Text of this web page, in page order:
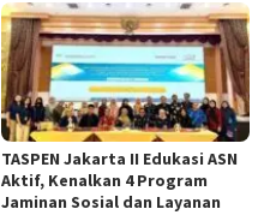
TASPEN Jakarta II Edukasi ASN
Aktif, Kenalkan 4 Program
Jaminan Sosial dan Layanan